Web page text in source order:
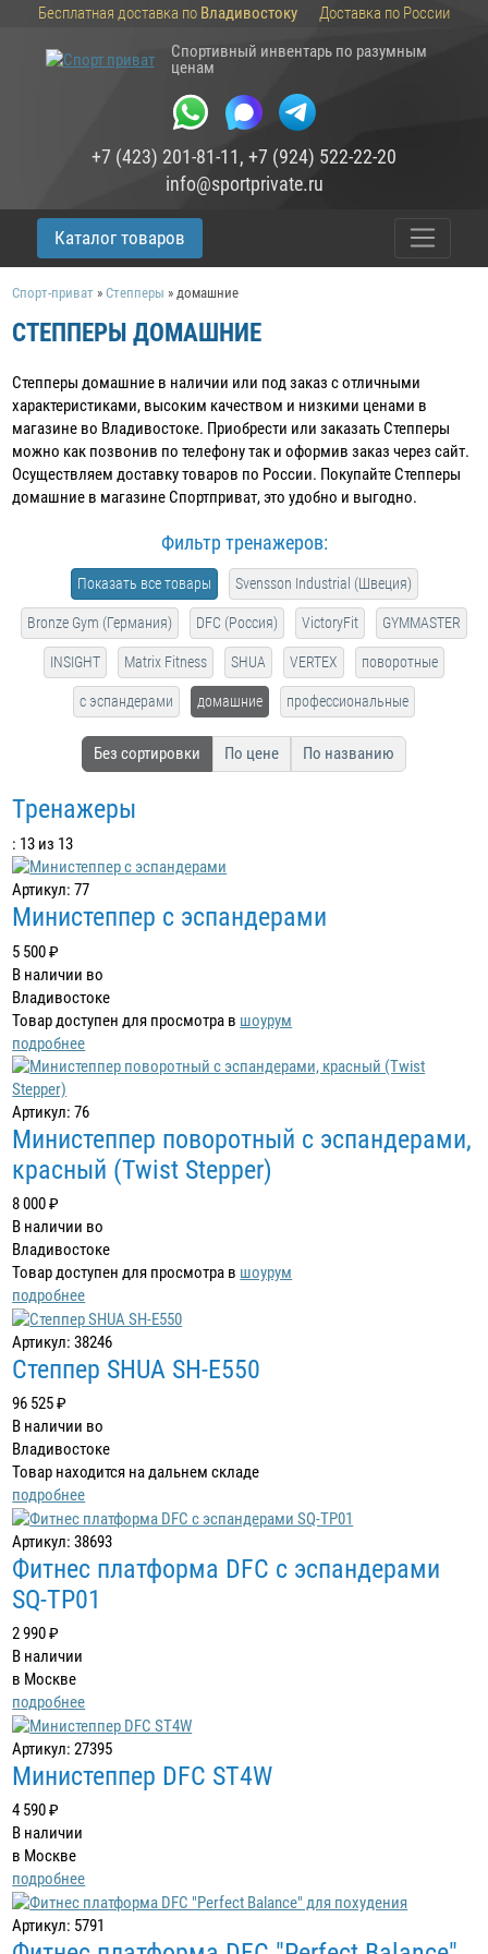
Бесплатная доставка по Владивостоку
Доставка по России
Спортивный инвентарь по разумным
ценам
+7 (423) 201-81-11, +7 (924) 522-22-20
info@sportprivate.ru
Каталог товаров
Спорт-приват »Степперы » домашние
СТЕППЕРЫ ДОМАШНИЕ
Степперы домашние в наличии или под заказ c отличными
характеристиками, высоким качеством и низкими ценами в
магазине во Владивостоке. Приобрести или заказать Степперы
можно как позвонив по телефону так и оформив заказ через сайт.
Осуществляем доставку товаров по России. Покупайте Степперы
домашние в магазине Спортприват, это удобно и выгодно.
Фильтр тренажеров:
Показать все товары Svensson Industrial (Швеция)
Bronze Gym (Германия) DFC (Россия) VictoryFit GYMMASTER
INSIGHT Matrix Fitness SHUA VERTEX поворотные
с эспандерами домашние профессиональные
Без сортировки По цене По названию
Тренажеры
: 13 из 13
Артикул: 77
Министеппер с эспандерами
5 500 ₽
В наличии во
Владивостоке
Товар доступен для просмотра в шоурум
подробнее
Артикул: 76
Министеппер поворотный с эспандерами,
красный (Twist Stepper)
8 000 ₽
В наличии во
Владивостоке
Товар доступен для просмотра в шоурум
подробнее
Артикул: 38246
Степпер SHUA SH-E550
96 525 ₽
В наличии во
Владивостоке
Товар находится на дальнем складе
подробнее
Артикул: 38693
Фитнес платформа DFC с эспандерами
SQ-TP01
2 990 ₽
В наличии
в Москве
подробнее
Артикул: 27395
Министеппер DFC ST4W
4 590 ₽
В наличии
в Москве
подробнее
Артикул: 5791